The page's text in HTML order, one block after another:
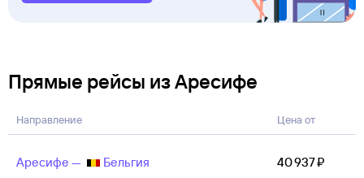
Прямые рейсы из Аресифе
Направление Цена от
Аресифе — Бельгия 40 ⁠937 ⁠₽